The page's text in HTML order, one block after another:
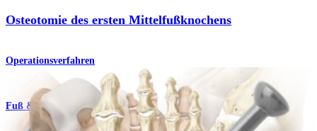
Osteotomie des ersten Mittelfußknochens
Operationsverfahren
Fuß & Sprunggelenk